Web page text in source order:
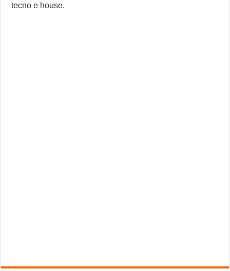
tecno e house.